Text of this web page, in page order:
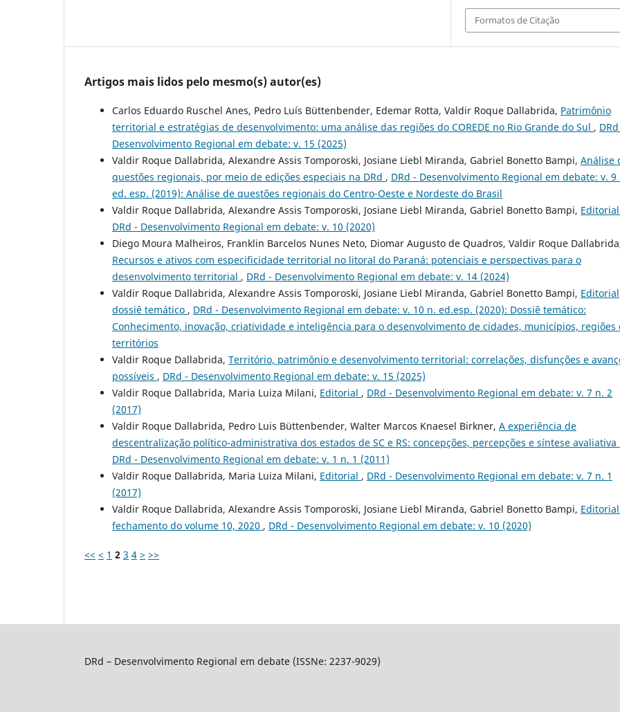
Formatos de Citação
Artigos mais lidos pelo mesmo(s) autor(es)
Carlos Eduardo Ruschel Anes, Pedro Luís Büttenbender, Edemar Rotta, Valdir Roque Dallabrida, Patrimônio
territorial e estratégias de desenvolvimento: uma análise das regiões do COREDE no Rio Grande do Sul ,
Desenvolvimento Regional em debate: v. 15 (2025)
Valdir Roque Dallabrida, Alexandre Assis Tomporoski, Josiane Liebl Miranda, Gabriel Bonetto Bampi, Análise
questões regionais, por meio de edições especiais na DRd , DRd - Desenvolvimento Regional em debate: v. 9
ed. esp. (2019): Análise de questões regionais do Centro-Oeste e Nordeste do Brasil
Valdir Roque Dallabrida, Alexandre Assis Tomporoski, Josiane Liebl Miranda, Gabriel Bonetto Bampi, Editorial
DRd - Desenvolvimento Regional em debate: v. 10 (2020)
Diego Moura Malheiros, Franklin Barcelos Nunes Neto, Diomar Augusto de Quadros, Valdir Roque
Recursos e ativos com especificidade territorial no litoral do Paraná: potenciais e perspectivas para o
desenvolvimento territorial , DRd - Desenvolvimento Regional em debate: v. 14 (2024)
Valdir Roque Dallabrida, Alexandre Assis Tomporoski, Josiane Liebl Miranda, Gabriel Bonetto Bampi, Editorial
dossiê temático , DRd - Desenvolvimento Regional em debate: v. 10 n. ed.esp. (2020): Dossiê temático:
Conhecimento, inovação, criatividade e inteligência para o desenvolvimento de cidades, municí­pios, regiões
territórios
Valdir Roque Dallabrida, Território, patrimônio e desenvolvimento territorial: correlações, disfunções e
possíveis , DRd - Desenvolvimento Regional em debate: v. 15 (2025)
Valdir Roque Dallabrida, Maria Luiza Milani, Editorial , DRd - Desenvolvimento Regional em debate: v. 7 n. 2
(2017)
Valdir Roque Dallabrida, Pedro Luis Büttenbender, Walter Marcos Knaesel Birkner, A experiência de
descentralização político-administrativa dos estados de SC e RS: concepções, percepções e síntese avaliativa
DRd - Desenvolvimento Regional em debate: v. 1 n. 1 (2011)
Valdir Roque Dallabrida, Maria Luiza Milani, Editorial , DRd - Desenvolvimento Regional em debate: v. 7 n. 1
(2017)
Valdir Roque Dallabrida, Alexandre Assis Tomporoski, Josiane Liebl Miranda, Gabriel Bonetto Bampi,
fechamento do volume 10, 2020 , DRd - Desenvolvimento Regional em debate: v. 10 (2020)
<< < 1 2 3 4 > >>
DRd – Desenvolvimento Regional em debate (ISSNe: 2237-9029)